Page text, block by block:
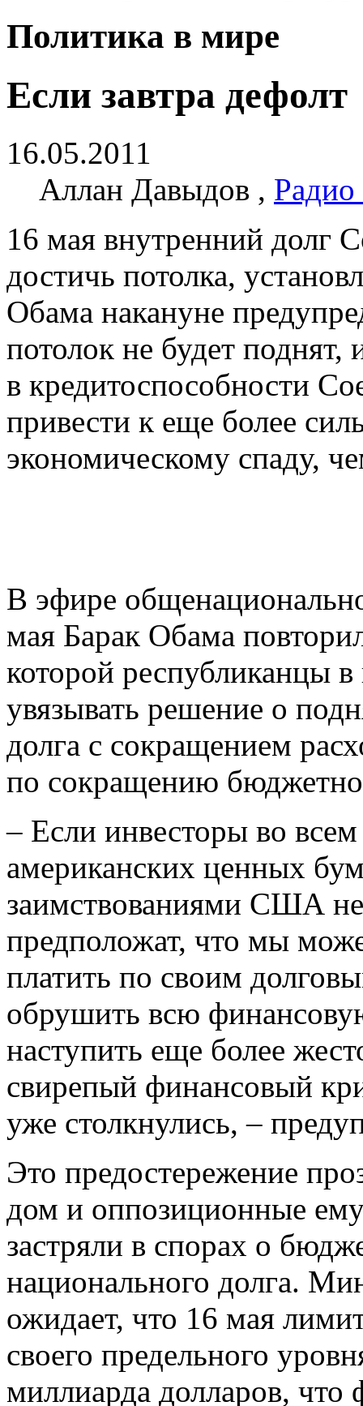
Политика в мире
Если завтра дефолт
16.05.2011
Аллан Давыдов ,
16 мая внутренний долг
достичь потолка,
Обама накануне
потолок не будет поднят,
в кредитоспособности
привести к еще более
экономическому спаду,
В эфире
мая Барак Обама
которой республиканцы
увязывать решение о
долга с сокращением
по сокращению
– Если инвесторы во
американских ценных
заимствованиями США
предположат, что мы
платить по своим
обрушить всю
наступить еще более
свирепый финансовый
уже столкнулись, –
Это предостережение
дом и оппозиционные
застряли в спорах о
национального долга.
ожидает, что 16 мая
своего предельного
миллиарда долларов, что